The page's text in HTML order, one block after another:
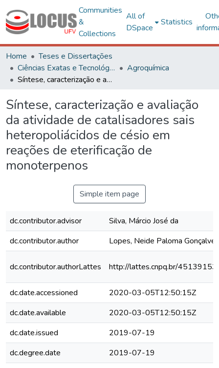
Communities
&
Collections
All of
DSpace
Statistics
Home
Teses e Dissertações
Ciências Exatas e Tecnológicas
Agroquímica
Síntese, caracterização e avaliação da atividade de catalisadores sais heteropoliácidos de césio em reações de eterificação de monoterpenos
Síntese, caracterização e avaliação
da atividade de catalisadores sais
heteropoliácidos de césio em
reações de eterificação de
monoterpenos
Simple item page
dc.contributor.advisor
Silva, Márcio José da
dc.contributor.author
Lopes, Neide Paloma Gonçalves
dc.contributor.authorLattes http://lattes.cnpq.br/
dc.date.accessioned
2020-03-05T12:50:15Z
dc.date.available
2020-03-05T12:50:15Z
dc.date.issued
2019-07-19
dc.degree.date
2019-07-19